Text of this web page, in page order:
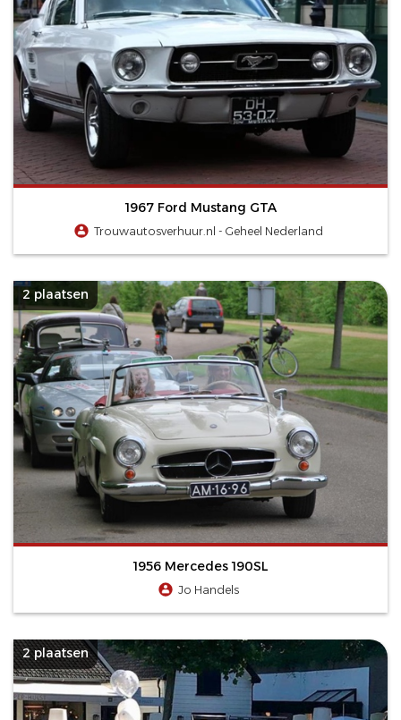
1967 Ford Mustang GTA
Trouwautosverhuur.nl - Geheel Nederland
2 plaatsen
1956 Mercedes 190SL
Jo Handels
2 plaatsen